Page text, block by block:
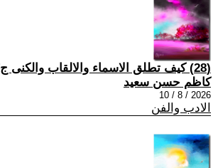
(28) كيف تطلق الاسماء والالقاب والكنى ج٢
كاظم حسن سعيد
2026 / 8 / 10
الادب والفن